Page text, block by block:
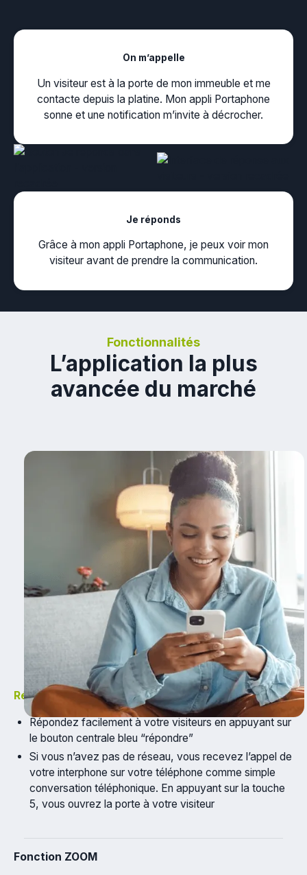
On m’appelle
Un visiteur est à la porte de mon immeuble et me
contacte depuis la platine. Mon appli Portaphone
sonne et une notification m’invite à décrocher.
Je réponds
Grâce à mon appli Portaphone, je peux voir mon
visiteur avant de prendre la communication.
Fonctionnalités
L’application la plus
avancée du marché
Répondez à vos visiteurs
Répondez facilement à votre visiteurs en appuyant sur
le bouton centrale bleu “répondre”
Si vous n’avez pas de réseau, vous recevez l’appel de
votre interphone sur votre téléphone comme simple
conversation téléphonique. En appuyant sur la touche
5, vous ouvrez la porte à votre visiteur
Fonction ZOOM